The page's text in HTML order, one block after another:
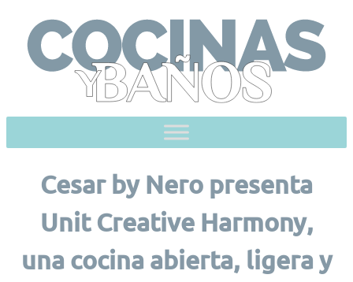
content
Cesar by Nero presenta
Unit Creative Harmony,
una cocina abierta, ligera y